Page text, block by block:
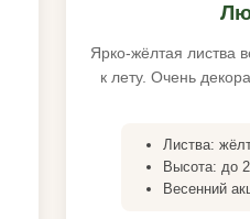
Ярко-жёлтая листва
к лету. Очень
Листва:
Высота: до
Весенний